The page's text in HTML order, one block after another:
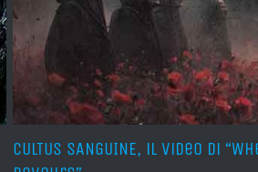
CULTUS SANGUINE, il video di